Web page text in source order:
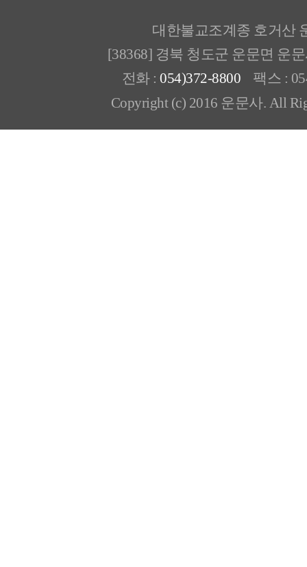
대한불교조계종 호거산
[38368] 경북 청도군 운문면 운
전화 : 054)372-8800 팩스 :
Copyright (c) 2016 운문사. All